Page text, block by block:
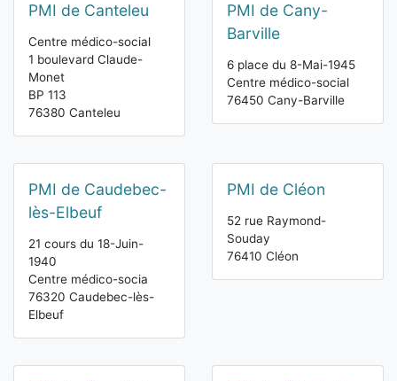
PMI de Canteleu
Centre médico-social
1 boulevard Claude-
Monet
BP 113
76380 Canteleu
PMI de Cany-
Barville
6 place du 8-Mai-1945
Centre médico-social
76450 Cany-Barville
PMI de Caudebec-
lès-Elbeuf
21 cours du 18-Juin-
1940
Centre médico-socia
76320 Caudebec-lès-
Elbeuf
PMI de Cléon
52 rue Raymond-
Souday
76410 Cléon